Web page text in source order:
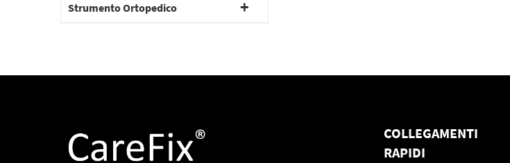
Strumento Ortopedico
COLLEGAMENTI
RAPIDI